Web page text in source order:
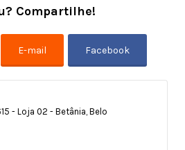
Compartilhe!
- Loja 02 - Betânia, Belo